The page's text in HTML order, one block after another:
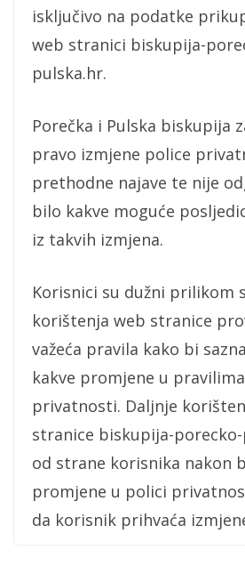
isključivo na podatke
web stranici biskupija-
pulska.hr.
Porečka i Pulska biskupija
pravo izmjene police
prethodne najave te nije
bilo kakve moguće
iz takvih izmjena.
Korisnici su dužni prilikom
korištenja web stranice
važeća pravila kako bi
kakve promjene u
privatnosti. Daljnje
stranice biskupija-
od strane korisnika nakon
promjene u polici
da korisnik prihvaća